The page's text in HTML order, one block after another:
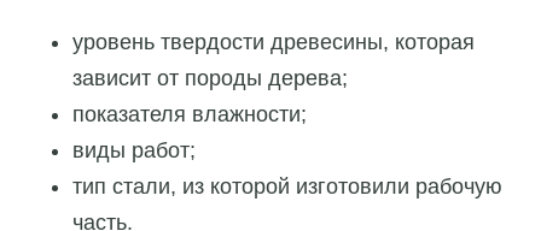
уровень твердости древесины, которая
зависит от породы дерева;
показателя влажности;
виды работ;
тип стали, из которой изготовили рабочую
часть.